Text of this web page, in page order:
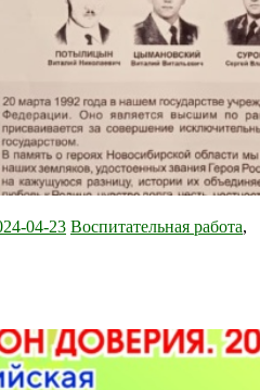
04-23 Воспитательная работа,